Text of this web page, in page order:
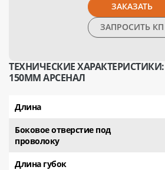
ЗАКАЗАТЬ
ЗАПРОСИТЬ КП
ТЕХНИЧЕСКИЕ
150ММ АРСЕНАЛ
Длина
Боковое отверстие под
проволоку
Длина губок